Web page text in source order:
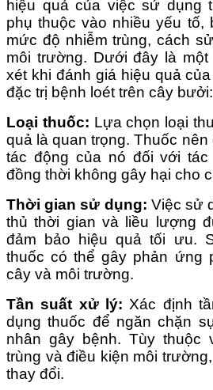
hiệu quả của việc sử dụng
phụ thuộc vào nhiều yếu tố,
mức độ nhiễm trùng, cách
môi trường. Dưới đây là
xét khi đánh giá hiệu quả
đặc trị bệnh loét trên cây bưởi:
Loại thuốc: Lựa chọn loại
quả là quan trọng. Thuốc
tác động của nó đối với
đồng thời không gây hại cho
Thời gian sử dụng: Việc sử
thủ thời gian và liều lượng
đảm bảo hiệu quả tối ưu.
thuốc có thể gây phản ứng
cây và môi trường.
Tần suất xử lý: Xác định
dụng thuốc để ngăn chặn
nhân gây bệnh. Tùy thuộc
trùng và điều kiện môi
thay đổi.